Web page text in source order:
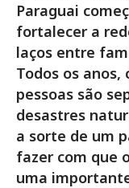
Paraguai
fortalecer a
laços entre
Todos os
pessoas são
desastres
a sorte de um
fazer com que
uma